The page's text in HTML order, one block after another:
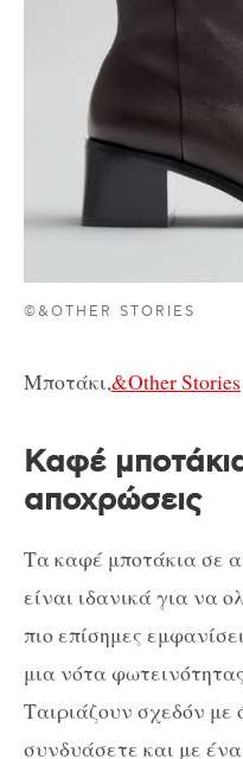
©&OTHER STORIES
Μποτάκι,&Other Stories
Καφέ
αποχρώσεις
Τα καφέ μποτάκια σε
είναι ιδανικά για να
πιο επίσημες
μια νότα
Ταιριάζουν σχεδόν με
συνδυάσετε και με